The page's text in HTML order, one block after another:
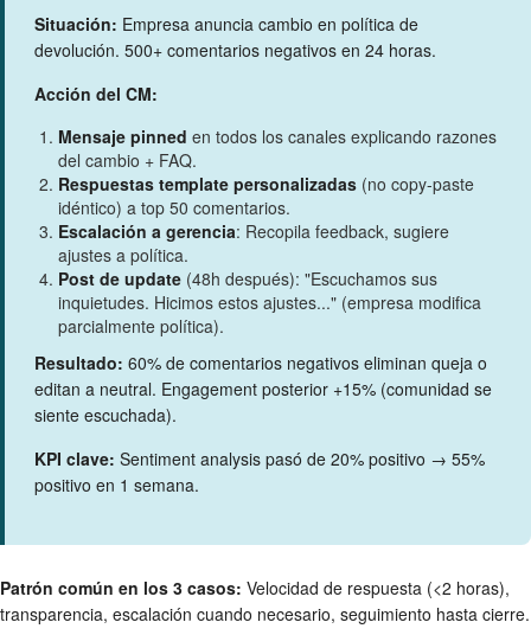
Situación: Empresa anuncia cambio en política de
devolución. 500+ comentarios negativos en 24 horas.
Acción del CM:
Mensaje pinned en todos los canales explicando razones
del cambio + FAQ.
Respuestas template personalizadas (no copy-paste
idéntico) a top 50 comentarios.
Escalación a gerencia: Recopila feedback, sugiere
ajustes a política.
Post de update (48h después): "Escuchamos sus
inquietudes. Hicimos estos ajustes..." (empresa modifica
parcialmente política).
Resultado: 60% de comentarios negativos eliminan queja o
editan a neutral. Engagement posterior +15% (comunidad se
siente escuchada).
KPI clave: Sentiment analysis pasó de 20% positivo → 55%
positivo en 1 semana.
Patrón común en los 3 casos: Velocidad de respuesta (<2 horas),
transparencia, escalación cuando necesario, seguimiento hasta cierre.